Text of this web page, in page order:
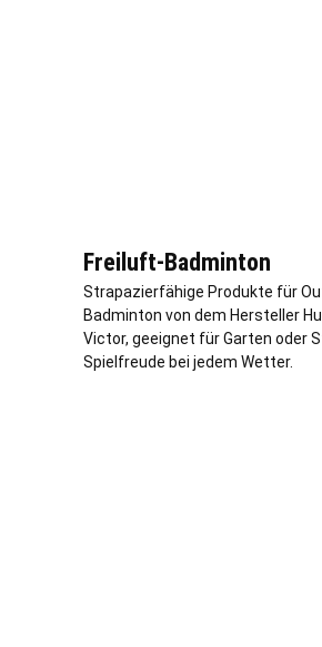
Freiluft-Badminton
Strapazierfähige Produkte für
Badminton von dem Hersteller
Victor, geeignet für Garten oder
Spielfreude bei jedem Wetter.